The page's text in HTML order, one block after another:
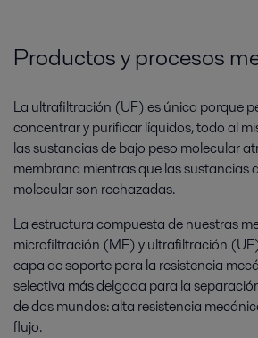
Productos y procesos
La ultrafiltración (UF) es única porque
concentrar y purificar líquidos, todo al
las sustancias de bajo peso molecular
membrana mientras que las sustancias
molecular son rechazadas.
La estructura compuesta de nuestras
microfiltración (MF) y ultrafiltración
capa de soporte para la resistencia
selectiva más delgada para la
de dos mundos: alta resistencia
flujo.